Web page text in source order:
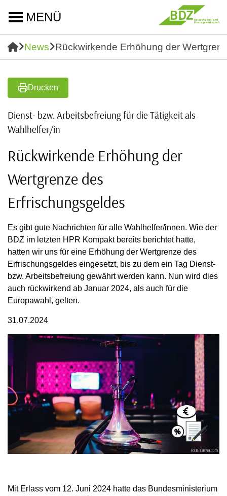
MENÜ
News Rückwirkende Erhöhung der
Drucken
Dienst- bzw. Arbeitsbefreiung für die Tätigkeit als
Wahlhelfer/in
Rückwirkende Erhöhung der
Wertgrenze des
Erfrischungsgeldes
Es gibt gute Nachrichten für alle Wahlhelfer/innen. Wie der
BDZ im letzten HPR Kompakt bereits berichtet hatte,
hatten wir uns für eine Erhöhung der Wertgrenze des
Erfrischungsgeldes eingesetzt, bis zu dem ein Tag Dienst-
bzw. Arbeitsbefreiung gewährt werden kann. Nun wird dies
auch rückwirkend ab Januar 2024, als auch für die
Europawahl, gelten.
31.07.2024
Mit Erlass vom 12. Juni 2024 hatte das Bundesministerium